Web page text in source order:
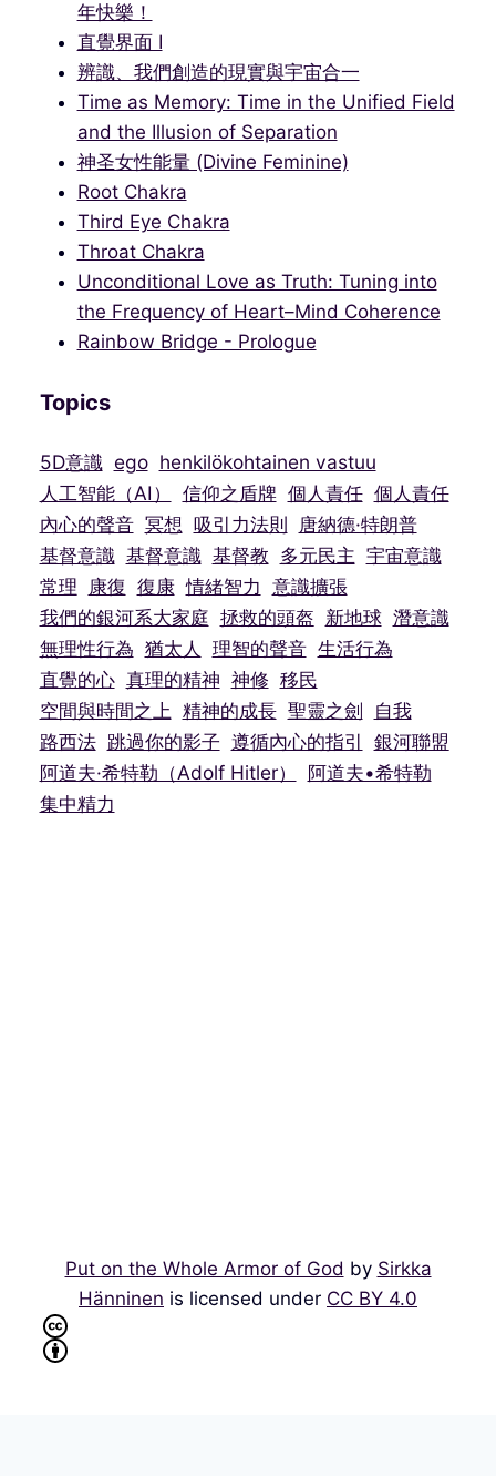
年快樂！
直覺界面 I
辨識、我們創造的現實與宇宙合一
Time as Memory: Time in the Unified Field
and the Illusion of Separation
神圣女性能量 (Divine Feminine)
Root Chakra
Third Eye Chakra
Throat Chakra
Unconditional Love as Truth: Tuning into
the Frequency of Heart–Mind Coherence
Rainbow Bridge - Prologue
Topics
5D意識 ego henkilökohtainen vastuu
人工智能（AI）
信仰之盾牌 個人責任 個人責任
內心的聲音 冥想 吸引力法則
唐納德·特朗普
基督意識 基督意識 基督教 多元民主 宇宙意識
常理
康復 復康 情緒智力 意識擴張
我們的銀河系大家庭 拯救的頭盔 新地球 潛意識
無理性行為 猶太人 理智的聲音 生活行為
直覺的心 真理的精神 神修 移民
空間與時間之上 精神的成長 聖靈之劍
自我
路西法 跳過你的影子 遵循內心的指引
銀河聯盟
阿道夫·希特勒（Adolf Hitler）
阿道夫•希特勒
集中精力
Put on the Whole Armor of God by Sirkka
Hänninen is licensed under CC BY 4.0